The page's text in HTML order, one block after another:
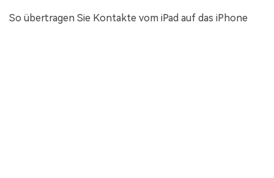
So übertragen Sie Kontakte vom iPad auf das iPhone